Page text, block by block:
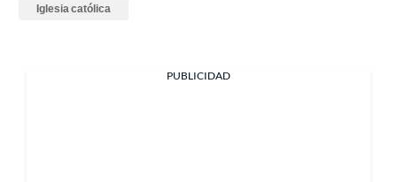
Iglesia católica
PUBLICIDAD